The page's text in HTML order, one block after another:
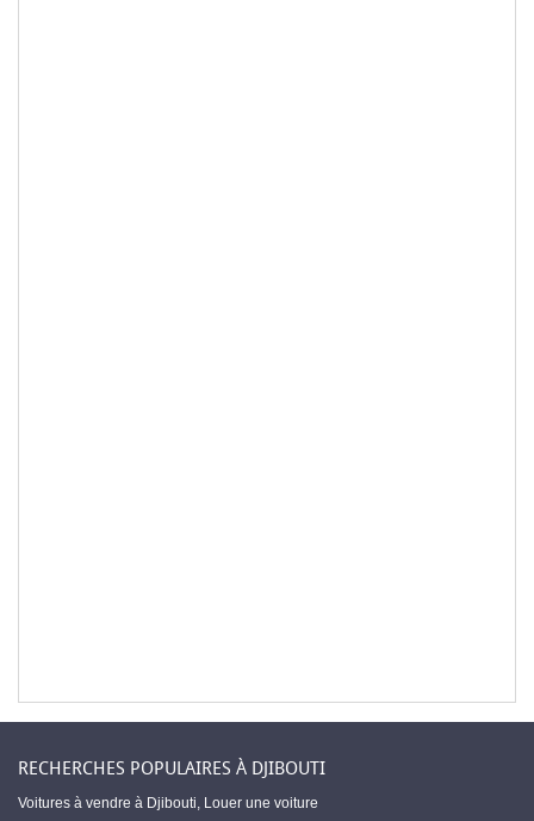
RECHERCHES POPULAIRES À DJIBOUTI
Voitures à vendre à Djibouti, Louer une voiture